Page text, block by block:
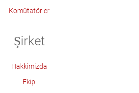
Komütatörler
Şirket
Hakkimizda
Ekip